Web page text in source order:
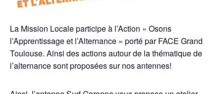
La Mission Locale participe à l’Action « Osons
l’Apprentissage et l’Alternance » porté par FACE Grand
Toulouse. Ainsi des actions autour de la thématique de
l’alternance sont proposées sur nos antennes!